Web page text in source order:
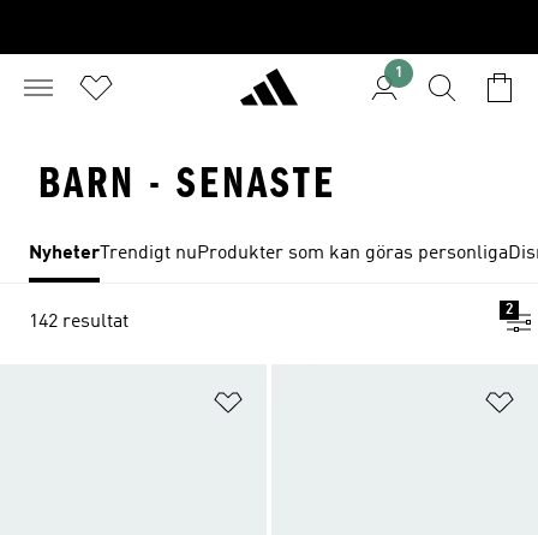
1
BARN - SENASTE
Nyheter Trendigt nuProdukter som kan göras personliga
142 resultat
2